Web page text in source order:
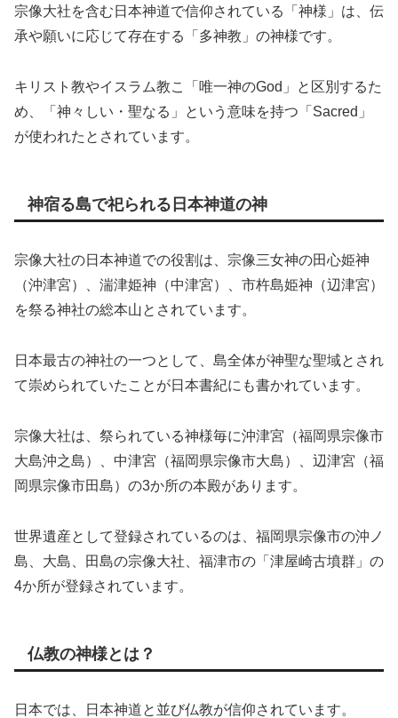
宗像大社を含む日本神道で信仰されている「神様」は、伝
承や願いに応じて存在する「多神教」の神様です。
キリスト教やイスラム教こ「唯一神のGod」と区別するた
め、「神々しい・聖なる」という意味を持つ「Sacred」
が使われたとされています。
神宿る島で祀られる日本神道の神
宗像大社の日本神道での役割は、宗像三女神の田心姫神
（沖津宮）、湍津姫神（中津宮）、市杵島姫神（辺津宮）
を祭る神社の総本山とされています。
日本最古の神社の一つとして、島全体が神聖な聖域とされ
て崇められていたことが日本書紀にも書かれています。
宗像大社は、祭られている神様毎に沖津宮（福岡県宗像市
大島沖之島）、中津宮（福岡県宗像市大島）、辺津宮（福
岡県宗像市田島）の3か所の本殿があります。
世界遺産として登録されているのは、福岡県宗像市の沖ノ
島、大島、田島の宗像大社、福津市の「津屋崎古墳群」の
4か所が登録されています。
仏教の神様とは？
日本では、日本神道と並び仏教が信仰されています。